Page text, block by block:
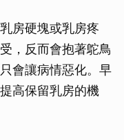
房硬塊或乳房疼
，反而會抱著鴕鳥
會讓病情惡化。早
高保留乳房的機